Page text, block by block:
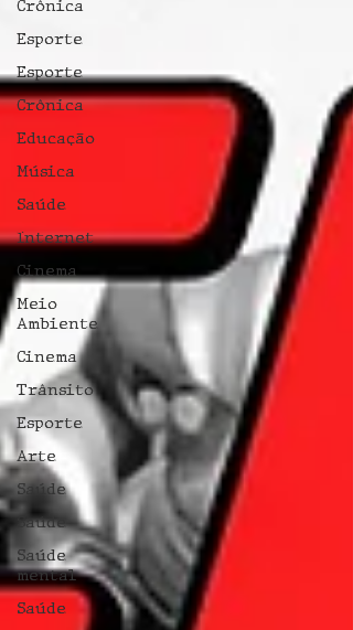
Crônica
Esporte
Esporte
Crônica
Educação
Música
Saúde
Internet
Cinema
Meio
Ambiente
Cinema
Trânsito
Esporte
Arte
Saúde
Saúde
Saúde
mental
Saúde